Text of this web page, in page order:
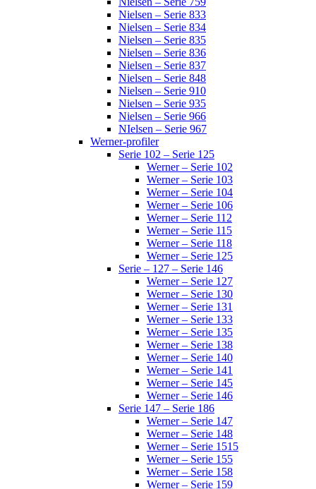
Nielsen – Serie 833
Nielsen – Serie 834
Nielsen – Serie 835
Nielsen – Serie 836
Nielsen – Serie 837
Nielsen – Serie 848
Nielsen – Serie 910
Nielsen – Serie 935
Nielsen – Serie 966
NIelsen – Serie 967
Werner-profiler
Serie 102 – Serie 125
Werner – Serie 102
Werner – Serie 103
Werner – Serie 104
Werner – Serie 106
Werner – Serie 112
Werner – Serie 115
Werner – Serie 118
Werner – Serie 125
Serie – 127 – Serie 146
Werner – Serie 127
Werner – Serie 130
Werner – Serie 131
Werner – Serie 133
Werner – Serie 135
Werner – Serie 138
Werner – Serie 140
Werner – Serie 141
Werner – Serie 145
Werner – Serie 146
Serie 147 – Serie 186
Werner – Serie 147
Werner – Serie 148
Werner – Serie 1515
Werner – Serie 155
Werner – Serie 158
Werner – Serie 159